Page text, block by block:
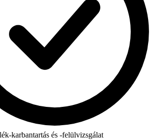
karbantartás és -felülvizsgálat